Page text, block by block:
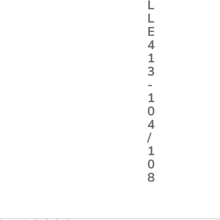
L
L
E
4
1
3
-
1
0
4
/
1
0
8